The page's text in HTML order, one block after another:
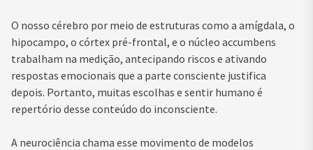
O nosso cérebro por meio de estruturas como a amígdala, o
hipocampo, o córtex pré-frontal, e o núcleo accumbens
trabalham na medição, antecipando riscos e ativando
respostas emocionais que a parte consciente justifica
depois. Portanto, muitas escolhas e sentir humano é
repertório desse conteúdo do inconsciente.
A neurociência chama esse movimento de modelos